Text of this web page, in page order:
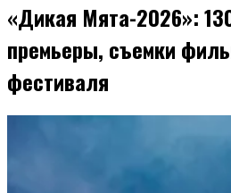
«Дикая Мята-2026»:
премьеры, съемки
фестиваля